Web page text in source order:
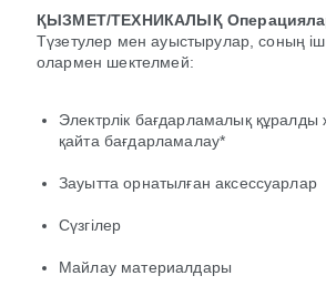
ҚЫЗМЕТ/ТЕХНИКАЛЫҚ
Түзетулер мен ауыстырулар, соның
олармен шектелмей:
Электрлік бағдарламалық
қайта бағдарламалау*
Зауытта орнатылған аксессуарлар
Сүзгілер
Майлау материалдары